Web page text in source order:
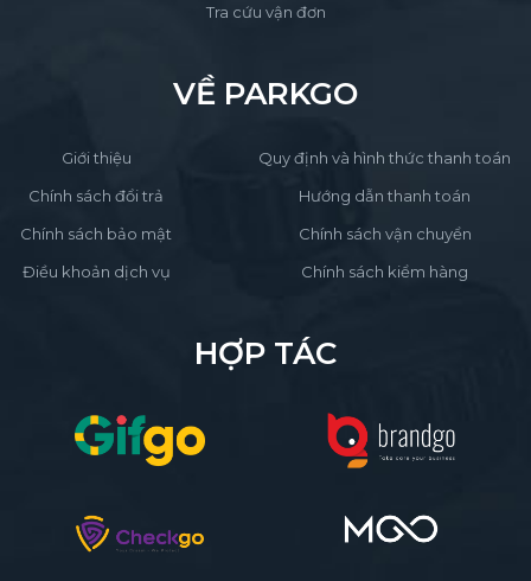
Tra cứu vận đơn
VỀ PARKGO
Giới thiệu
Chính sách đổi trả
Chính sách bảo mật
Điều khoản dịch vụ
Quy định và hình thức thanh toán
Hướng dẫn thanh toán
Chính sách vận chuyển
Chính sách kiểm hàng
HỢP TÁC